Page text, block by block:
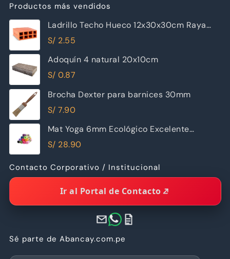
Productos más vendidos
Ladrillo Techo Hueco 12x30x30cm Raya
Piramide
S/ 2.55
Adoquín 4 natural 20x10cm
S/ 0.87
Brocha Dexter para barnices 30mm
S/ 7.90
Mat Yoga 6mm Ecológico Excelente
Calidad
S/ 28.90
Contacto Corporativo / Institucional
Ir al Portal de Contacto
Sé parte de Abancay.com.pe